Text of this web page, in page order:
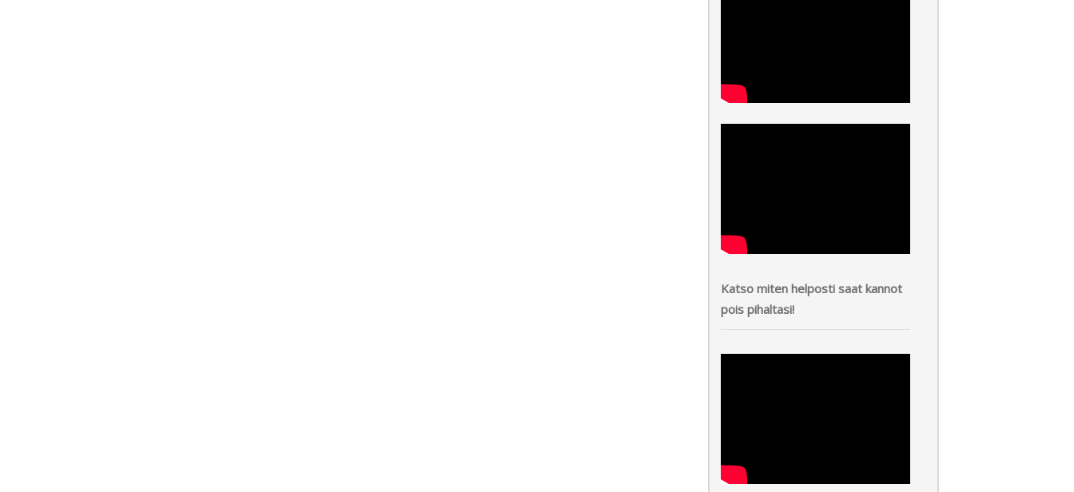
Katso miten helposti saat kannot
pois pihaltasi!